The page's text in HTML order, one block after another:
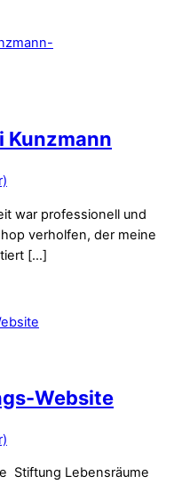
Kunzmann
war professionell und
verholfen, der meine
[…]
Website
Stiftung Lebensräume